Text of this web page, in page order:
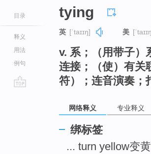
目录
释义
用法
例句
tying
英 [ˈtaɪɪŋ] 美
v. 系；（用带子
连接；（使）有
符）；连音演奏；
网络释义 专业释义
绑标签
... turn yellow变黄